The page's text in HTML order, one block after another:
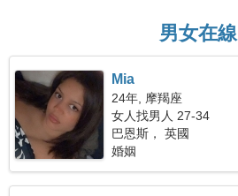
男女在線
Mia
24年, 摩羯座
女人找男人 27-34
巴恩斯， 英國
婚姻